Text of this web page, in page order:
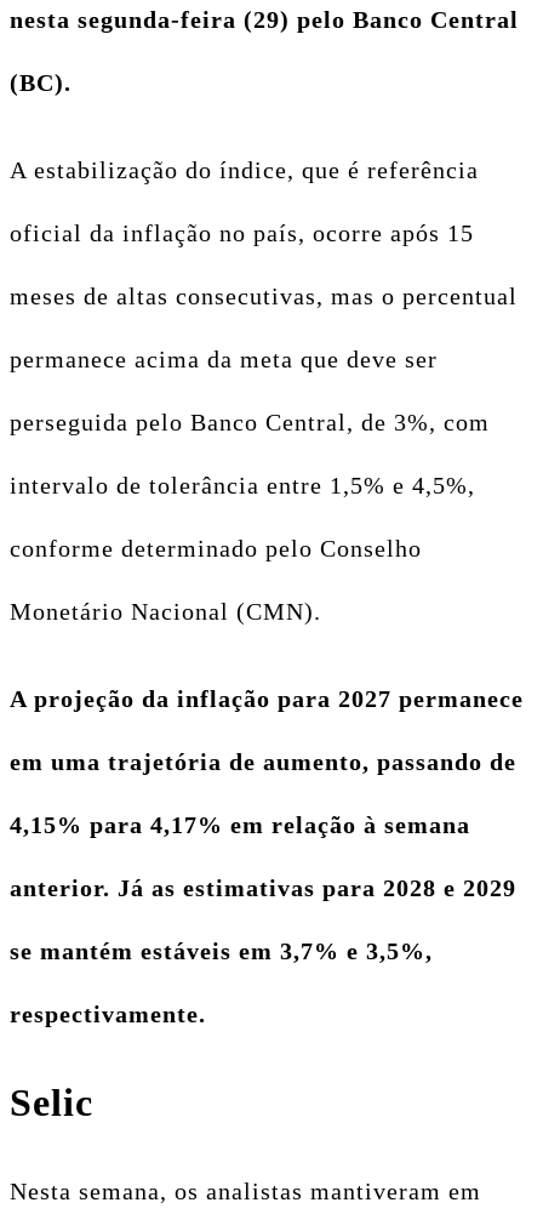
nesta segunda-feira (29) pelo Banco Central
(BC).
A estabilização do índice, que é referência
oficial da inflação no país, ocorre após 15
meses de altas consecutivas, mas o percentual
permanece acima da meta que deve ser
perseguida pelo Banco Central, de 3%, com
intervalo de tolerância entre 1,5% e 4,5%,
conforme determinado pelo Conselho
Monetário Nacional (CMN).
A projeção da inflação para 2027 permanece
em uma trajetória de aumento, passando de
4,15% para 4,17% em relação à semana
anterior. Já as estimativas para 2028 e 2029
se mantém estáveis em 3,7% e 3,5%,
respectivamente.
Selic
Nesta semana, os analistas mantiveram em